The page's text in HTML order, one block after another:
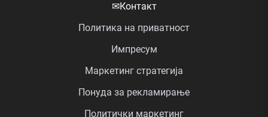
✉Контакт
Политика на приватност
Импресум
Маркетинг стратегија
Понуда за рекламирање
Политички маркетинг